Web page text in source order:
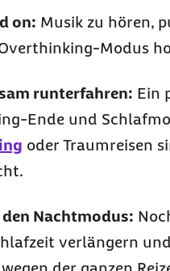
on: Musik zu hören,
-Modus
runterfahren: Ein
Ende und
oder Traumreisen
Nachtmodus:
verlängern